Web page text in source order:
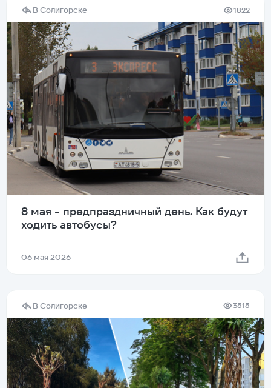
В Солигорске 1822
8 мая - предпраздничный день. Как будут
ходить автобусы?
06 мая 2026
В Солигорске 3515